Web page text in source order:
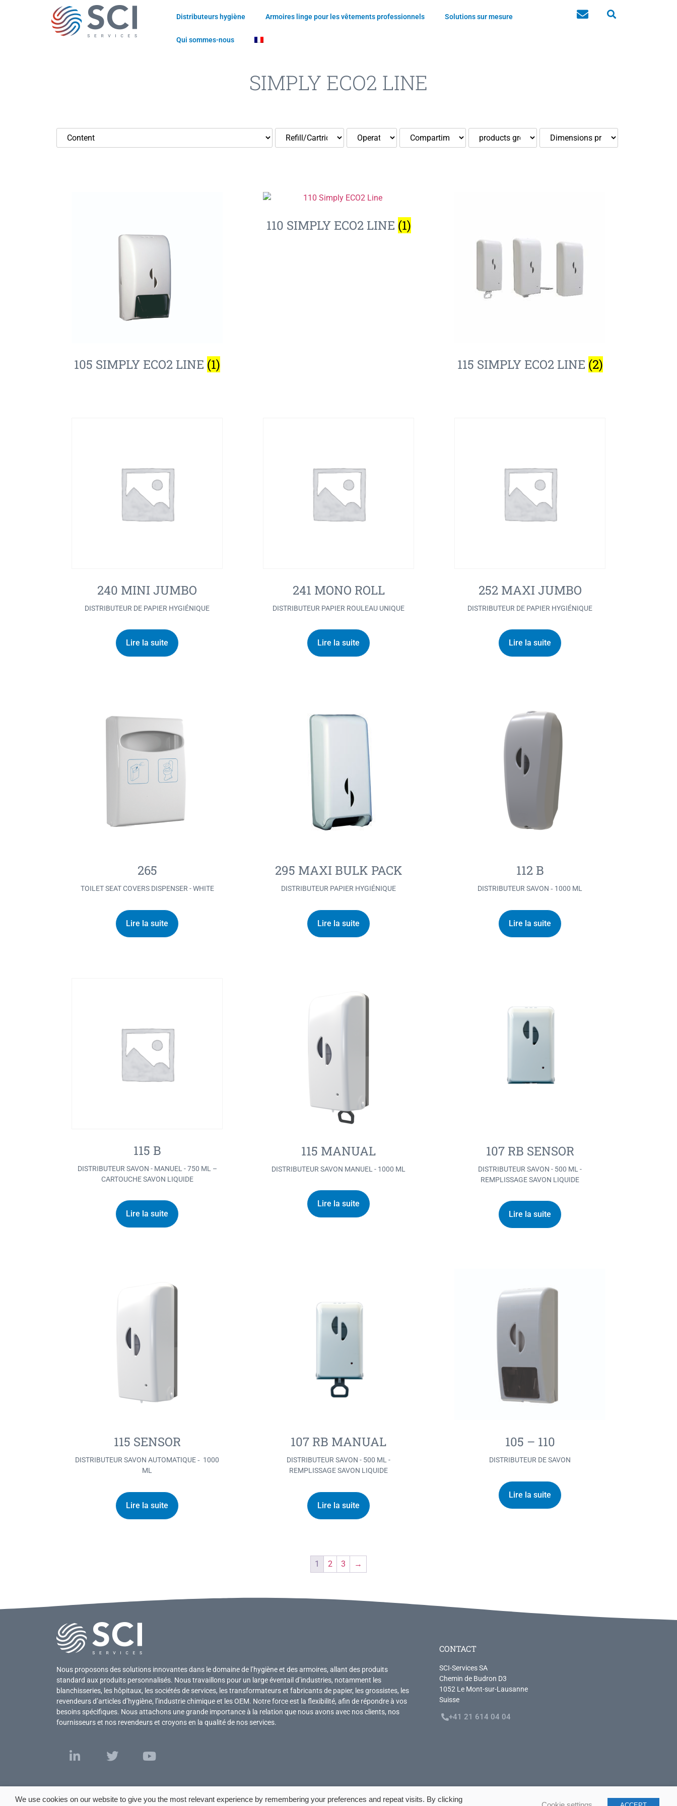
Distributeurs hygiène Armoires linge pour les vêtements professionnels Solutions sur mesure
Qui sommes-nous
SIMPLY ECO2 LINE
105 SIMPLY ECO2 LINE (1)
110 SIMPLY ECO2 LINE (1)
115 SIMPLY ECO2 LINE (2)
240 MINI JUMBO
DISTRIBUTEUR DE PAPIER HYGIÉNIQUE
Lire la suite
241 MONO ROLL
DISTRIBUTEUR PAPIER ROULEAU UNIQUE
Lire la suite
252 MAXI JUMBO
DISTRIBUTEUR DE PAPIER HYGIÉNIQUE
Lire la suite
265
TOILET SEAT COVERS DISPENSER - WHITE
Lire la suite
295 MAXI BULK PACK
DISTRIBUTEUR PAPIER HYGIÉNIQUE
Lire la suite
112 B
DISTRIBUTEUR SAVON ‐ 1000 ML
Lire la suite
115 B
DISTRIBUTEUR SAVON - MANUEL - 750 ML –
CARTOUCHE SAVON LIQUIDE
Lire la suite
115 MANUAL
DISTRIBUTEUR SAVON MANUEL - 1000 ML
Lire la suite
107 RB SENSOR
DISTRIBUTEUR SAVON - 500 ML -
REMPLISSAGE SAVON LIQUIDE
Lire la suite
115 SENSOR
DISTRIBUTEUR SAVON AUTOMATIQUE ‐ 1000
ML
Lire la suite
107 RB MANUAL
DISTRIBUTEUR SAVON - 500 ML -
REMPLISSAGE SAVON LIQUIDE
Lire la suite
105 – 110
DISTRIBUTEUR DE SAVON
Lire la suite
1 2 3 →
Nous proposons des solutions innovantes dans le domaine de l’hygiène et des armoires, allant des produits
standard aux produits personnalisés. Nous travaillons pour un large éventail d’industries, notamment les
blanchisseries, les hôpitaux, les sociétés de services, les transformateurs et fabricants de papier, les grossistes, les
revendeurs d’articles d’hygiène, l’industrie chimique et les OEM. Notre force est la flexibilité, afin de répondre à vos
besoins spécifiques. Nous attachons une grande importance à la relation que nous avons avec nos clients, nos
fournisseurs et nos revendeurs et croyons en la qualité de nos services.
CONTACT
SCI-Services SA
Chemin de Budron D3
1052 Le Mont-sur-Lausanne
Suisse
+41 21 614 04 04
We use cookies on our website to give you the most relevant experience by remembering your preferences and repeat visits. By clicking